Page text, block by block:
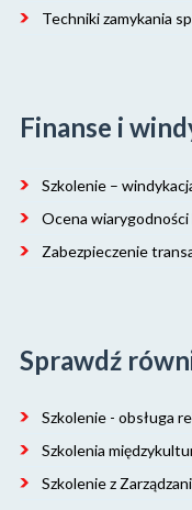
Techniki zamykania
Finanse i
Szkolenie –
Ocena
Zabezpieczenie
Sprawdź
Szkolenie - obsługa
Szkolenia
Szkolenie z